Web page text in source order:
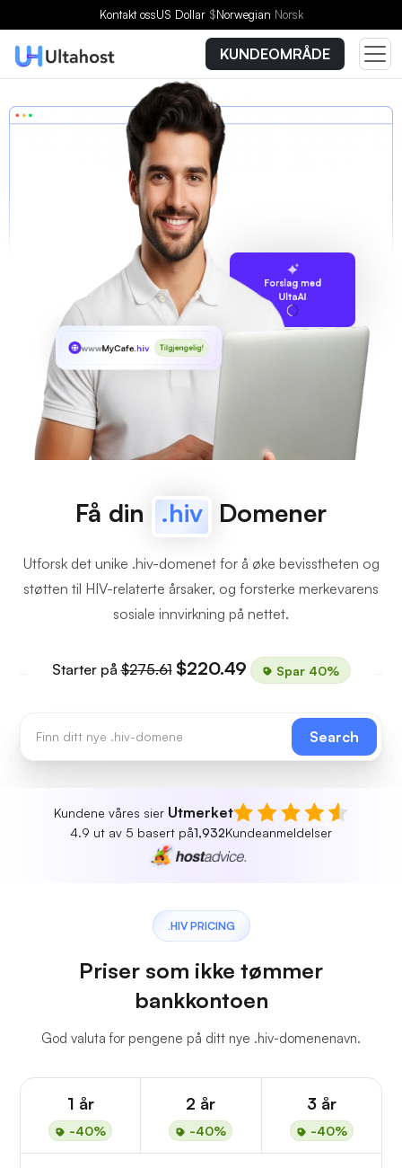
Kontakt ossUS Dollar $Norwegian Norsk
KUNDEOMRÅDE
Forslag med
UltaAI
wwwMyCafe.hiv Tilgjengelig!
Få din .hiv Domener
Utforsk det unike .hiv-domenet for å øke bevisstheten og
støtten til HIV-relaterte årsaker, og forsterke merkevarens
sosiale innvirkning på nettet.
Starter på$275.61 $220.49 Spar 40%
Search
Kundene våres sier Utmerket
4.9 ut av 5 basert på1,932Kundeanmeldelser
.HIV PRICING
Priser som ikke tømmer
bankkontoen
God valuta for pengene på ditt nye .hiv-domenenavn.
1 år
-40%
2 år
-40%
3 år
-40%